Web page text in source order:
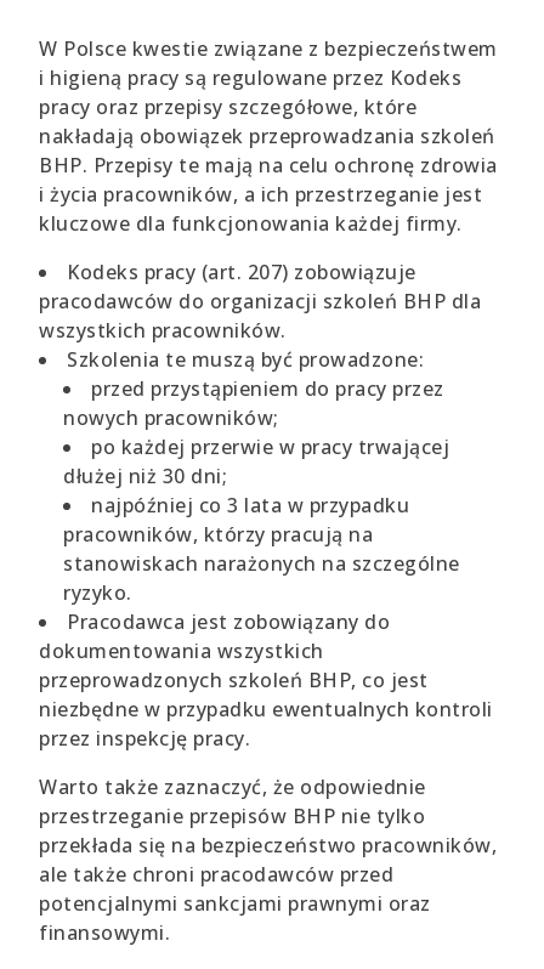
W Polsce kwestie związane z bezpieczeństwem
i higieną pracy są regulowane przez Kodeks
pracy oraz przepisy szczegółowe, które
nakładają obowiązek przeprowadzania szkoleń
BHP. Przepisy te mają na celu ochronę zdrowia
i życia pracowników, a ich przestrzeganie jest
kluczowe dla funkcjonowania każdej firmy.
Kodeks pracy (art. 207) zobowiązuje
pracodawców do organizacji szkoleń BHP dla
wszystkich pracowników.
Szkolenia te muszą być prowadzone:
przed przystąpieniem do pracy przez
nowych pracowników;
po każdej przerwie w pracy trwającej
dłużej niż 30 dni;
najpóźniej co 3 lata w przypadku
pracowników, którzy pracują na
stanowiskach narażonych na szczególne
ryzyko.
Pracodawca jest zobowiązany do
dokumentowania wszystkich
przeprowadzonych szkoleń BHP, co jest
niezbędne w przypadku ewentualnych kontroli
przez inspekcję pracy.
Warto także zaznaczyć, że odpowiednie
przestrzeganie przepisów BHP nie tylko
przekłada się na bezpieczeństwo pracowników,
ale także chroni pracodawców przed
potencjalnymi sankcjami prawnymi oraz
finansowymi.